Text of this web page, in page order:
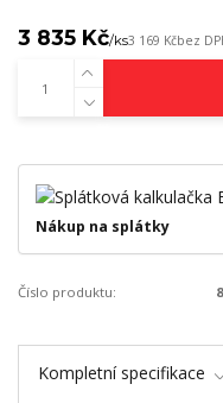
3 835 Kč/ks3 169 Kčbez
Nákup na splátky
Číslo produktu:
Kompletní specifikace